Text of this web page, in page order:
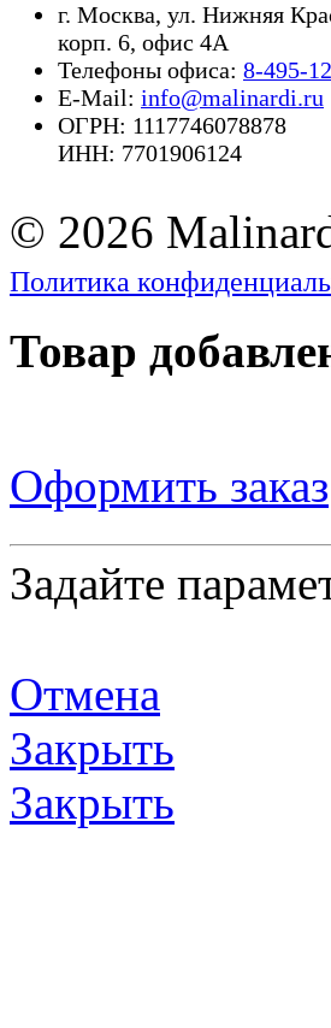
г. Москва, ул. Нижняя
корп. 6, офис 4А
Телефоны офиса: 8-495-
E-Mail: info@malinardi.ru
ОГРН: 1117746078878
ИНН: 7701906124
© 2026
Политика
Товар
Оформить заказ
Задайте
Отмена
Закрыть
Закрыть